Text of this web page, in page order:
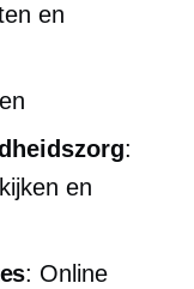
en
:
en
: Online